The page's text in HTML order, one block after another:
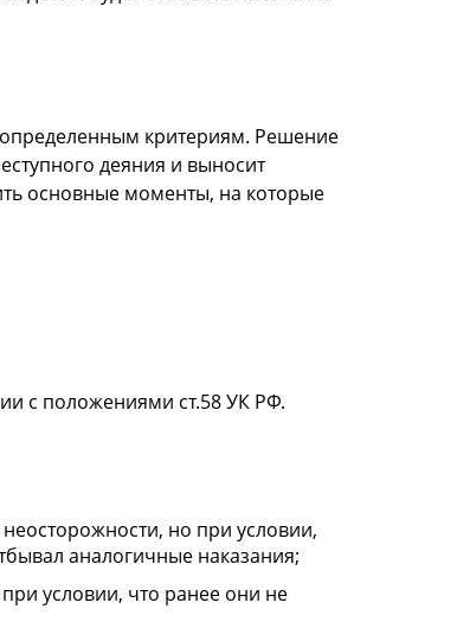
критериям. Решение
деяния и выносит
основные моменты, на которые
с положениями ст.58 УК РФ.
но при условии,
аналогичные наказания;
условии, что ранее они не